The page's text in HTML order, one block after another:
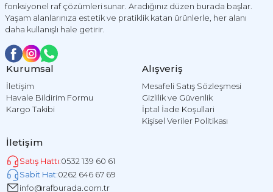
fonksiyonel raf çözümleri sunar. Aradığınız düzen burada başlar.
Yaşam alanlarınıza estetik ve pratiklik katan ürünlerle, her alanı
daha kullanışlı hale getirir.
Kurumsal
İletişim
Havale Bildirim Formu
Kargo Takibi
Alışveriş
Mesafeli Satış Sözleşmesi
Gizlilik ve Güvenlik
İptal İade Koşullari
Kişisel Veriler Politikası
İletişim
Satış Hattı:0532 139 60 61
Sabit Hat:0262 646 67 69
info@rafburada.com.tr